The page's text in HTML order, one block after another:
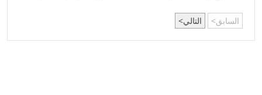
السابق التالي